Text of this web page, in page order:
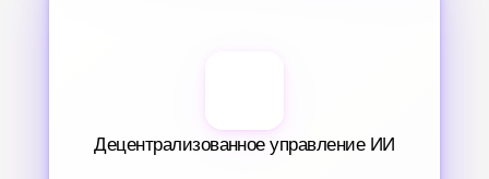
Децентрализованное управление ИИ